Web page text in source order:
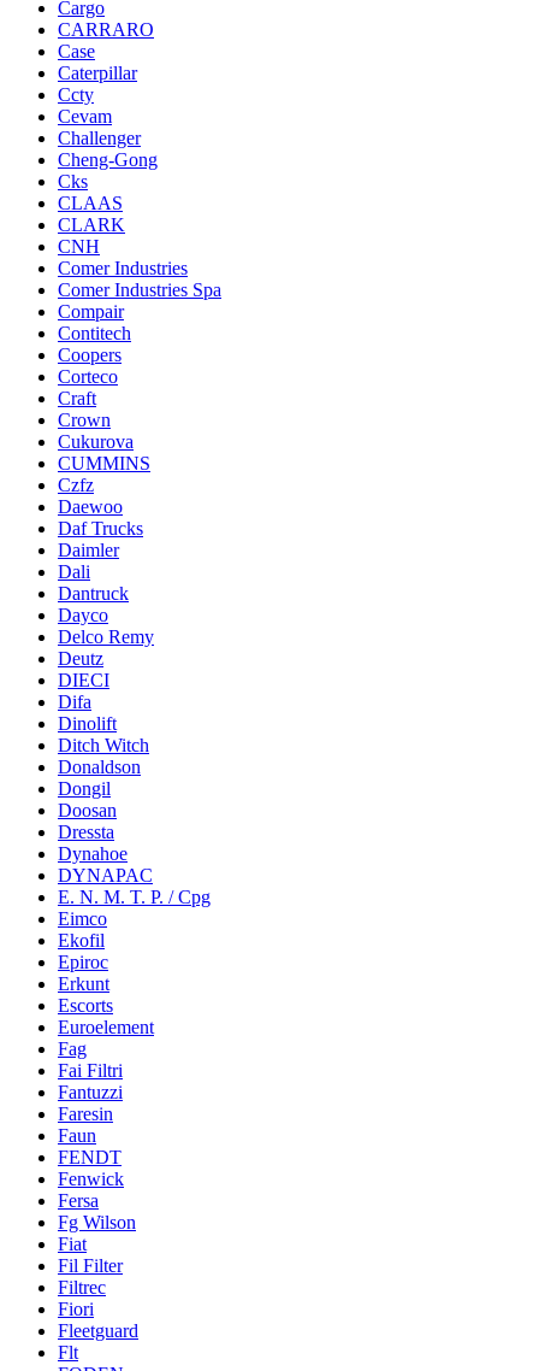
Cargo
CARRARO
Case
Caterpillar
Ccty
Cevam
Challenger
Cheng-Gong
Cks
CLAAS
CLARK
CNH
Comer Industries
Comer Industries Spa
Compair
Contitech
Coopers
Corteco
Craft
Crown
Cukurova
CUMMINS
Czfz
Daewoo
Daf Trucks
Daimler
Dali
Dantruck
Dayco
Delco Remy
Deutz
DIECI
Difa
Dinolift
Ditch Witch
Donaldson
Dongil
Doosan
Dressta
Dynahoe
DYNAPAC
E. N. M. T. P. / Cpg
Eimco
Ekofil
Epiroc
Erkunt
Escorts
Euroelement
Fag
Fai Filtri
Fantuzzi
Faresin
Faun
FENDT
Fenwick
Fersa
Fg Wilson
Fiat
Fil Filter
Filtrec
Fiori
Fleetguard
Flt